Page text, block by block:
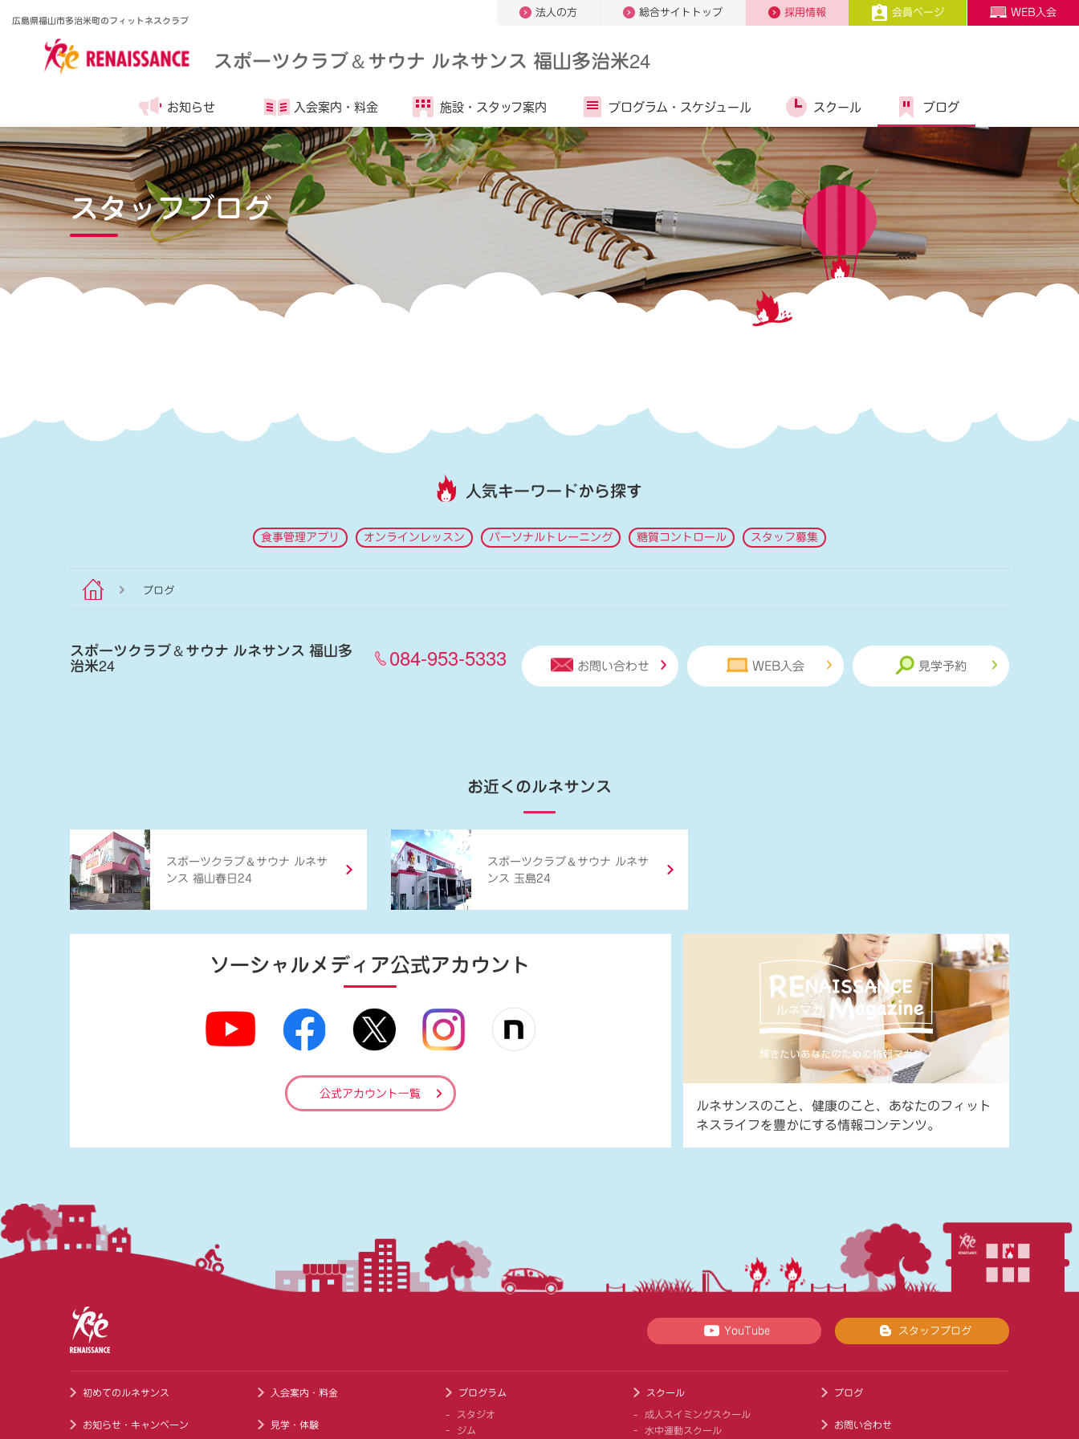
広島県福山市多治米町のフィットネスクラブ
法人の方 総合サイトトップ 採用情報 会員ページ WEB入会
スポーツクラブ＆サウナ ルネサンス 福山多治米24
お知らせ 入会案内・ 料金 施設・ スタッフ案内 プログラム・ スケジュール スクール ブログ
スタッフブログ
人気キーワードから探す
食事管理アプリ オンラインレッスン パーソナルトレーニング 糖質コントロール スタッフ募集
ブログ
スポーツクラブ＆サウナ ルネサンス 福山多
治米24 084-953-5333 お問い合わせ WEB入会 見学予約
お近くのルネサンス
スポーツクラブ ＆ サウナ ルネサ
ンス 福山春日24
スポーツクラブ ＆ サウナ ルネサ
ンス 玉島24
ソーシャルメディア公式アカウント
公式アカウント一覧
ルネサンスのこと、健康のこと、あなたのフィット
ネスライフを豊かにする情報コンテンツ。
YouTube スタッフブログ
初めてのルネサンス
お知らせ・キャンペーン
入会案内・料金
見学・体験
プログラム
スタジオ
ジム
スクール
成人スイミングスクール
水中運動スクール
ブログ
お問い合わせ